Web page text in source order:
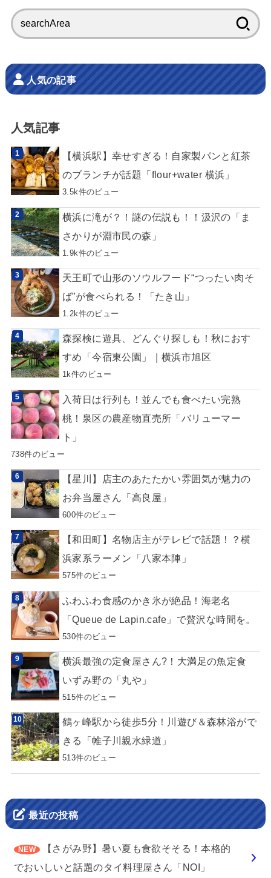
索:
人気の記事
人気記事
【横浜駅】幸せすぎる！自家製パンと紅茶
のブランチが話題「flour+water 横浜」
3.5k件のビュー
横浜に滝が？！謎の伝説も！！汲沢の「ま
さかりが淵市民の森」
1.9k件のビュー
天王町で山形のソウルフード“つったい肉そ
ば”が食べられる！「たき山」
1.2k件のビュー
森探検に遊具、どんぐり探しも！秋におす
すめ「今宿東公園」｜横浜市旭区
1k件のビュー
入荷日は行列も！並んでも食べたい完熟
桃！泉区の農産物直売所「バリューマー
ト」
738件のビュー
【星川】店主のあたたかい雰囲気が魅力の
お弁当屋さん「高良屋」
600件のビュー
【和田町】名物店主がテレビで話題！？横
浜家系ラーメン「八家本陣」
575件のビュー
ふわふわ食感のかき氷が絶品！海老名
「Queue de Lapin.cafe」で贅沢な時間を。
530件のビュー
横浜最強の定食屋さん?！大満足の魚定食
いずみ野の「丸や」
515件のビュー
鶴ヶ峰駅から徒歩5分！川遊び＆森林浴がで
きる「帷子川親水緑道」
513件のビュー
最近の投稿
【さがみ野】暑い夏も食欲そそる！本格的
でおいしいと話題のタイ料理屋さん「NOI」